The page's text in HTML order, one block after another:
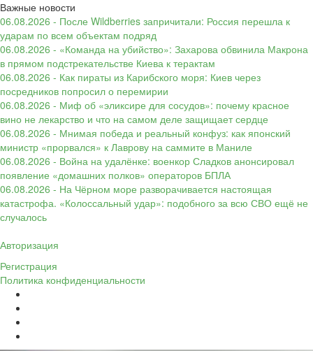
Важные новости
06.08.2026 - После Wildberries запричитали: Россия перешла к
ударам по всем объектам подряд
06.08.2026 - «Команда на убийство»: Захарова обвинила Макрона
в прямом подстрекательстве Киева к терактам
06.08.2026 - Как пираты из Карибского моря: Киев через
посредников попросил о перемирии
06.08.2026 - Миф об «эликсире для сосудов»: почему красное
вино не лекарство и что на самом деле защищает сердце
06.08.2026 - Мнимая победа и реальный конфуз: как японский
министр «прорвался» к Лаврову на саммите в Маниле
06.08.2026 - Война на удалёнке: военкор Сладков анонсировал
появление «домашних полков» операторов БПЛА
06.08.2026 - На Чёрном море разворачивается настоящая
катастрофа. «Колоссальный удар»: подобного за всю СВО ещё не
случалось
Авторизация
Регистрация
Политика конфиденциальности